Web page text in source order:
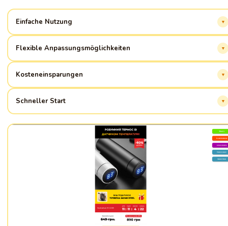
Einfache Nutzung
Flexible Anpassungsmöglichkeiten
Kosteneinsparungen
Schneller Start